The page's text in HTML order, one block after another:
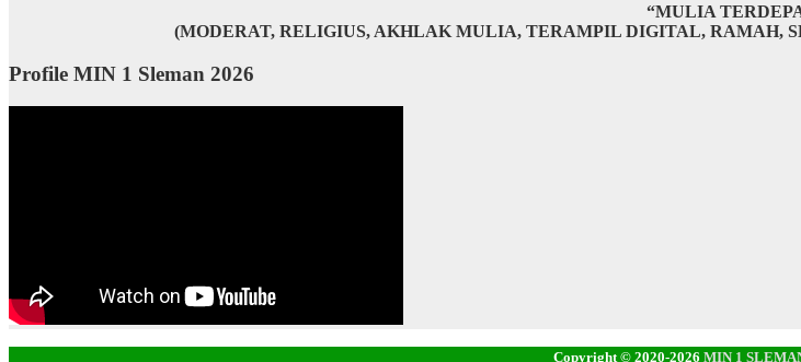
“MULIA
(MODERAT, RELIGIUS, AKHLAK MULIA, TERAMPIL DIGITAL, RAMAH,
Profile MIN 1 Sleman 2026
Copyright © 2020-2026 MIN 1